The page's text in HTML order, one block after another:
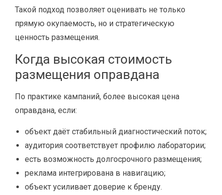
Такой подход позволяет оценивать не только
прямую окупаемость, но и стратегическую
ценность размещения.
Когда высокая стоимость
размещения оправдана
По практике кампаний, более высокая цена
оправдана, если:
объект даёт стабильный диагностический поток;
аудитория соответствует профилю лаборатории;
есть возможность долгосрочного размещения;
реклама интегрирована в навигацию;
объект усиливает доверие к бренду.